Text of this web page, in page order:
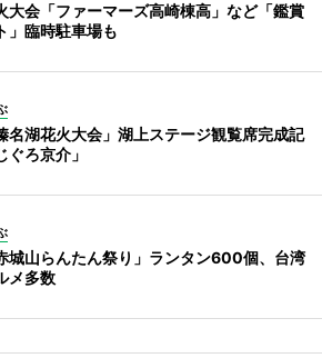
大会「ファーマーズ高崎棟高」など「鑑賞
」臨時駐車場も
名湖花火大会」湖上ステージ観覧席完成記
ぐろ京介」
城山らんたん祭り」ランタン600個、台湾
メ多数